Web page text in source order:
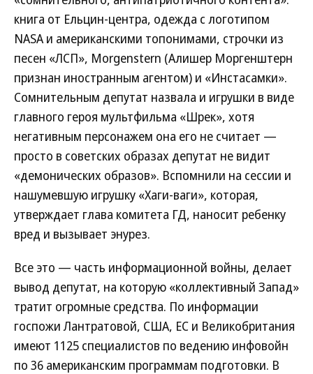
книга от Ельцин-центра, одежда с логотипом
NASA и американскими топонимами, строчки из
песен «ЛСП», Morgenstern (Алишер Моргенштерн
признан иностранным агентом) и «Инстасамки».
Сомнительным депутат назвала и игрушки в виде
главного героя мультфильма «Шрек», хотя
негативным персонажем она его не считает —
просто в советских образах депутат не видит
«демонических образов». Вспомнили на сессии и
нашумевшую игрушку «Хаги-ваги», которая,
утверждает глава комитета ГД, наносит ребенку
вред и вызывает энурез.
Все это — часть информационной войны, делает
вывод депутат, на которую «коллективный Запад»
тратит огромные средства. По информации
госпожи Лантратовой, США, ЕС и Великобритания
имеют 1125 специалистов по ведению инфовойн
по 36 американским программам подготовки. В